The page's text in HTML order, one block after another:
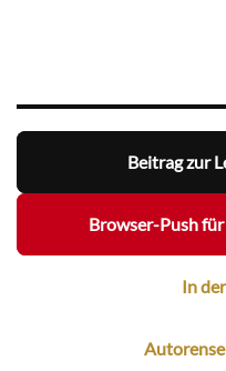
Beitrag zur
Browser-Push
In